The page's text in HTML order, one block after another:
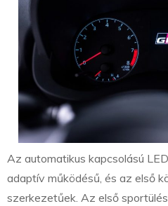
Az automatikus kapcsolású
adaptív működésű, és az első
szerkezetűek. Az első